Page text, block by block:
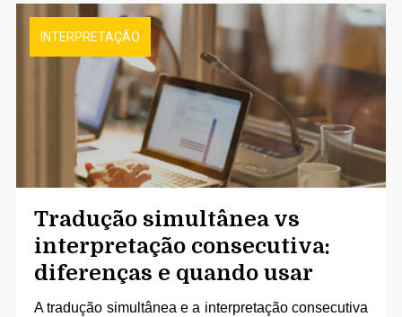
INTERPRETAÇÃO
Tradução simultânea vs
interpretação consecutiva:
diferenças e quando usar
Atradução simultâneae a interpretação consecutiva